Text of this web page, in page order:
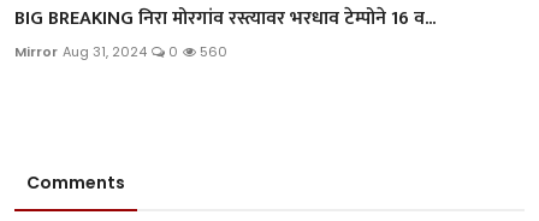
BIG BREAKING निरा मोरगांव रस्त्यावर भरधाव टेम्पोने 16 व...
Mirror Aug 31, 2024 0 560
Comments